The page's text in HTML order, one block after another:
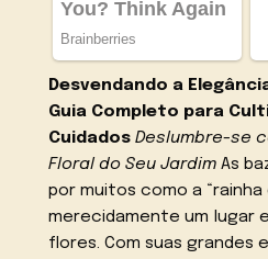
Desvendando a
Guia Completo para
Cuidados Deslumbre-se
Floral do Seu Jardim As
por muitos como a
merecidamente um lugar
flores. Com suas grandes